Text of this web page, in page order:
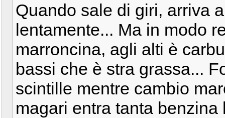
Quando sale di giri, arriva
lentamente... Ma in modo
marroncina, agli alti è
bassi che è stra grassa...
scintille mentre cambio
magari entra tanta benzina